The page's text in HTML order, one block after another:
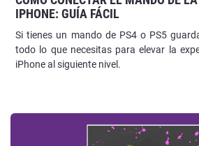
IPHONE: GUÍA FÁCIL
Si tienes un mando de PS4 o PS5
todo lo que necesitas para elevar la
iPhone al siguiente nivel.